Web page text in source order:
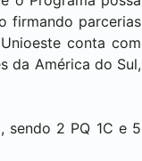
firmando parcerias
conta com
da América do Sul,
sendo 2 PQ 1C e 5